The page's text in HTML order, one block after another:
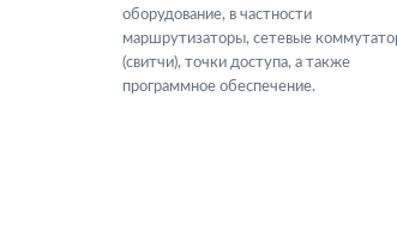
оборудование, в частности
маршрутизаторы, сетевые
(свитчи), точки доступа, а также
программное обеспечение.